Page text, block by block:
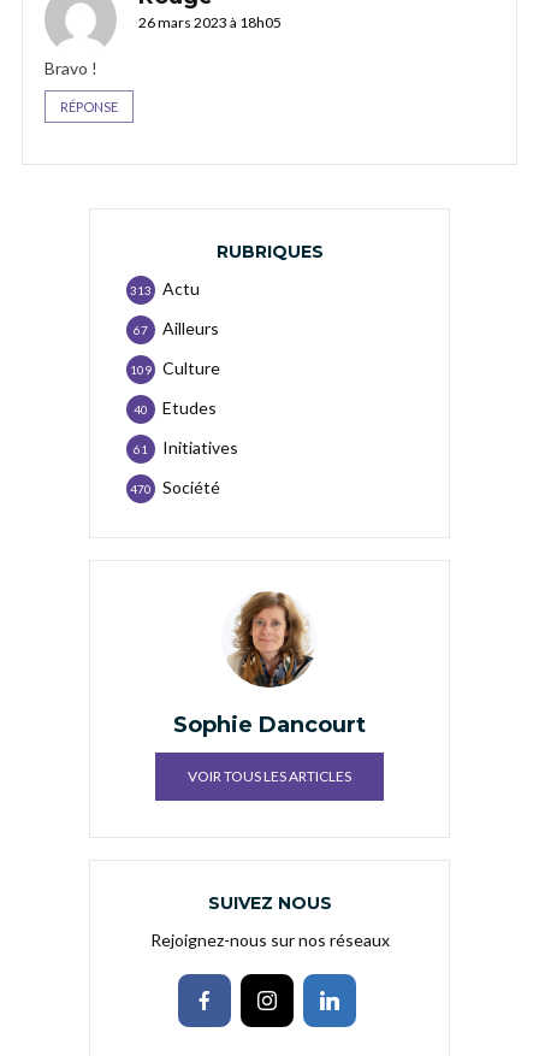
26 mars 2023 à 18h05
Bravo !
RÉPONSE
RUBRIQUES
Actu
313
Ailleurs
67
Culture
109
Etudes
40
Initiatives
61
Société
470
Sophie Dancourt
VOIR TOUS LES ARTICLES
SUIVEZ NOUS
Rejoignez-nous sur nos réseaux